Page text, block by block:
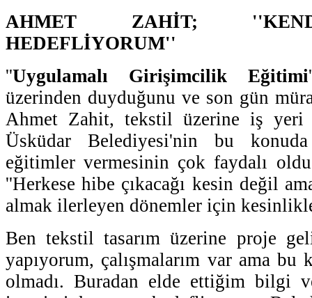
AHMET ZAHİT;
HEDEFLİYORUM''
''Uygulamalı Girişimcilik Eğitimi
üzerinden duyduğunu ve son gün
Ahmet Zahit, tekstil üzerine iş yeri
Üsküdar Belediyesi'nin bu konuda
eğitimler vermesinin çok faydalı
''Herkese hibe çıkacağı kesin değil
almak ilerleyen dönemler için
Ben tekstil tasarım üzerine proje
yapıyorum, çalışmalarım var ama
olmadı. Buradan elde ettiğim bilgi